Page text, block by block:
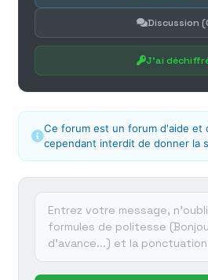
Discussion
J'ai
Ce forum est un forum d'aide et
cependant interdit de donner la